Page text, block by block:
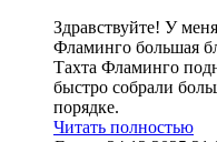
Здравствуйте! У
Фламинго большая
Тахта Фламинго
быстро собрали
порядке.
Читать полностью